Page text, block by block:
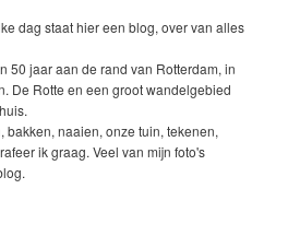
dag staat hier een blog, over van alles
50 jaar aan de rand van Rotterdam, in
De Rotte en een groot wandelgebied
bakken, naaien, onze tuin, tekenen,
ik graag. Veel van mijn foto's